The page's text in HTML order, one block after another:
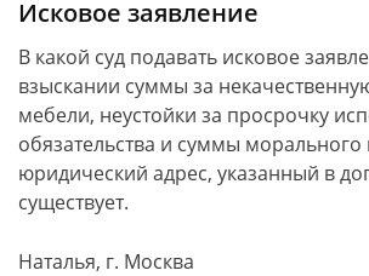
Исковое заявление
В какой суд подавать исковое
взыскании суммы за
мебели, неустойки за просрочку
обязательства и суммы морального
юридический адрес, указанный в
существует.
Наталья, г. Москва